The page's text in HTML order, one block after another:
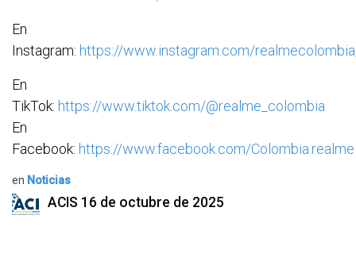
En
Instagram: https://www.instagram.com/
En
TikTok: https://www.tiktok.com/@realme_colombia
En
Facebook: https://www.facebook.com/Colombia.realme
en Noticias
ACIS 16 de octubre de 2025